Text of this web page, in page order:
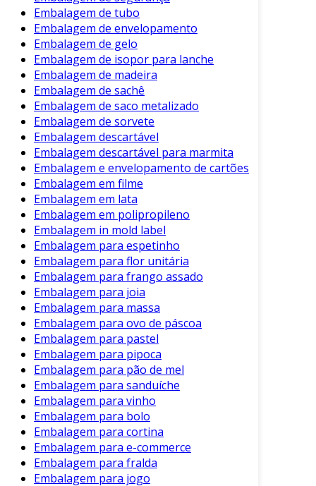
Embalagem de tubo
Embalagem de envelopamento
Embalagem de gelo
Embalagem de isopor para lanche
Embalagem de madeira
Embalagem de sachê
Embalagem de saco metalizado
Embalagem de sorvete
Embalagem descartável
Embalagem descartável para marmita
Embalagem e envelopamento de cartões
Embalagem em filme
Embalagem em lata
Embalagem em polipropileno
Embalagem in mold label
Embalagem para espetinho
Embalagem para flor unitária
Embalagem para frango assado
Embalagem para joia
Embalagem para massa
Embalagem para ovo de páscoa
Embalagem para pastel
Embalagem para pipoca
Embalagem para pão de mel
Embalagem para sanduíche
Embalagem para vinho
Embalagem para bolo
Embalagem para cortina
Embalagem para e-commerce
Embalagem para fralda
Embalagem para jogo